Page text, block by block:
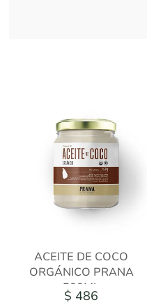
ACEITE DE COCO
ORGÁNICO PRANA
500ML
$ 486